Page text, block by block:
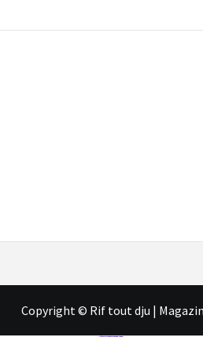
Copyright © Rif tout dju |